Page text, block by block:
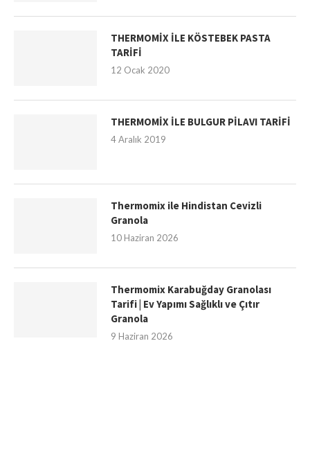
THERMOMİX İLE KÖSTEBEK PASTA
TARİFİ
12 Ocak 2020
THERMOMİX İLE BULGUR PİLAVI TARİFİ
4 Aralık 2019
Thermomix ile Hindistan Cevizli
Granola
10 Haziran 2026
Thermomix Karabuğday Granolası
Tarifi | Ev Yapımı Sağlıklı ve Çıtır
Granola
9 Haziran 2026